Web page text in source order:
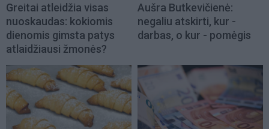
Greitai atleidžia visas
nuoskaudas: kokiomis
dienomis gimsta patys
atlaidžiausi žmonės?
Aušra Butkevičienė:
negaliu atskirti, kur -
darbas, o kur - pomėgis